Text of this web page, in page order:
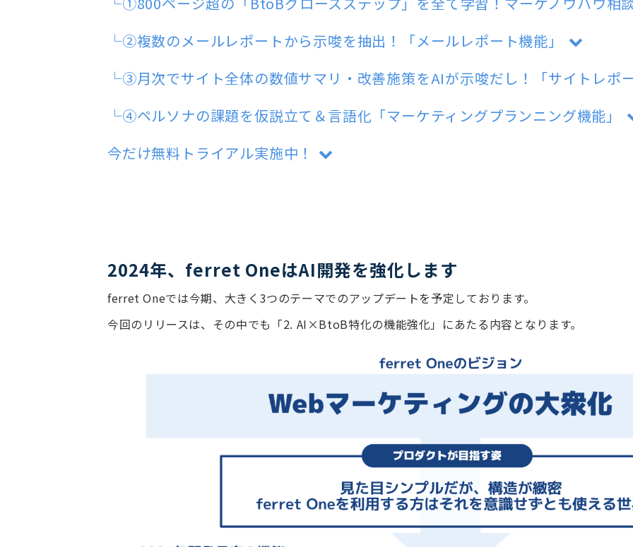
└②複数のメールレポートから示唆を抽出！「メールレポート機能」
└③月次でサイト全体の数値サマリ・改善施策をAIが示唆だし！「サイトレポー
└④ペルソナの課題を仮説立て＆言語化「マーケティングプランニング機能」
今だけ無料トライアル実施中！
2024年、ferret OneはAI開発を強化します
ferret Oneでは今期、大きく3つのテーマでのアップデートを予定しております。
今回のリリースは、その中でも「2. AI×BtoB特化の機能強化」にあたる内容となります。